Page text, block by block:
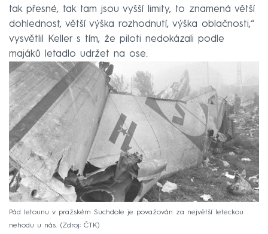
tak přesné, tak tam jsou vyšší limity, to znamená větší
dohlednost, větší výška rozhodnutí, výška oblačnosti,“
vysvětlil Keller s tím, že piloti nedokázali podle
majáků letadlo udržet na ose.
Pád letounu v pražském Suchdole je považován za největší leteckou
nehodu u nás.
Zdroj: ČTK